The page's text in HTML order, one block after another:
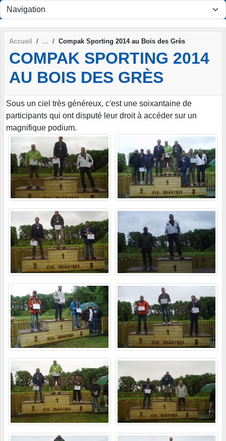
Accueil Compak Sporting 2014 au Bois des Grès
COMPAK SPORTING 2014
AU BOIS DES GRÈS
Sous un ciel très généreux, c'est une soixantaine de
participants qui ont disputé leur droit à accéder sur un
magnifique podium.
Panneau de gestion des cookies